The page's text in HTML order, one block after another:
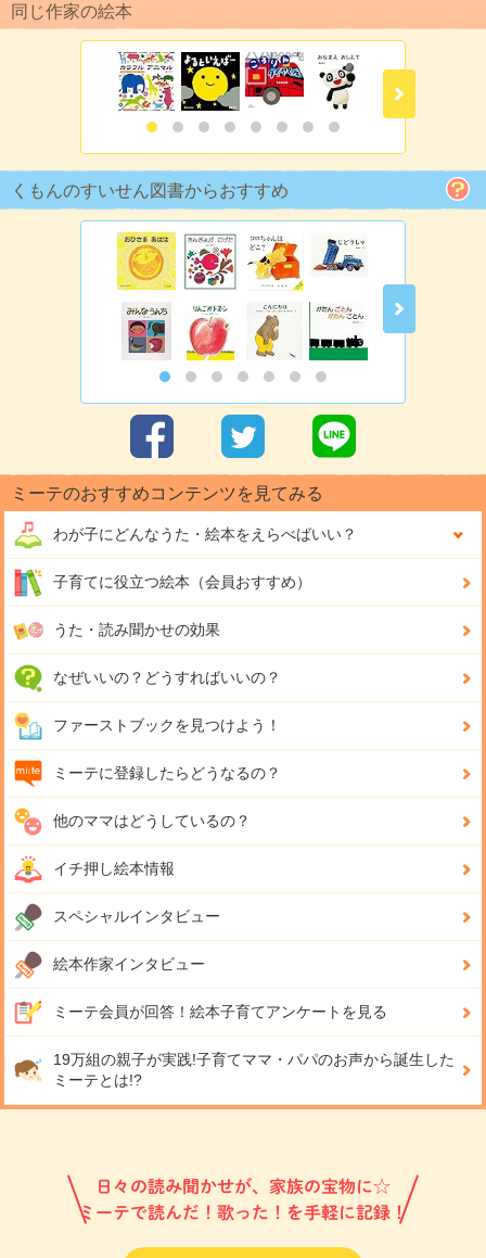
同じ作家の絵本
くもんのすいせん図書からおすすめ
ミーテのおすすめコンテンツを見てみる
わが子にどんなうた・絵本をえらべばいい？
子育てに役立つ絵本（会員おすすめ）
うた・読み聞かせの効果
なぜいいの？どうすればいいの？
ファーストブックを見つけよう！
ミーテに登録したらどうなるの？
他のママはどうしているの？
イチ押し絵本情報
スペシャルインタビュー
絵本作家インタビュー
ミーテ会員が回答！ 絵本子育てアンケートを見る
19万組の親子が実践!子育てママ・パパのお声から誕生した
ミーテとは!?
日々の読み聞かせが、家族の宝物に☆
ミーテで読んだ！歌った！を手軽に記録！